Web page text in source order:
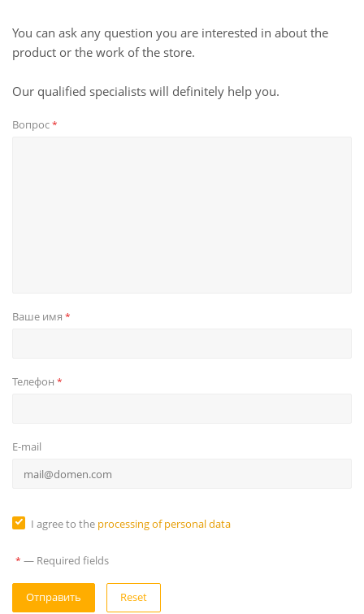
You can ask any question you are interested in about the
product or the work of the store.
Our qualified specialists will definitely help you.
Вопрос*
Ваше имя *
Телефон *
E-mail
I agree to the processing of personal data
* — Required fields
Reset